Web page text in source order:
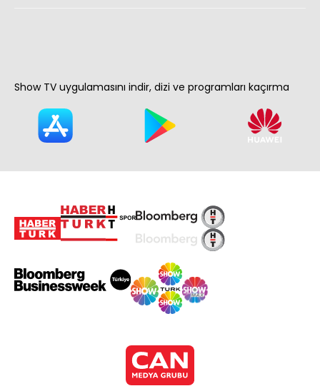
Show TV uygulamasını indir, dizi ve programları kaçırma